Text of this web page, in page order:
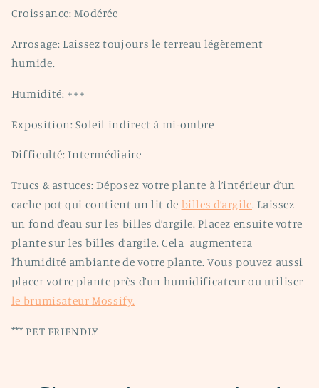
Croissance: Modérée
Arrosage: Laissez toujours le terreau légèrement
humide.
Humidité: +++
Exposition: Soleil indirect à mi-ombre
Difficulté: Intermédiaire
Trucs & astuces: Déposez votre plante à l’intérieur d’un
cache pot qui contient un lit de billes d’argile. Laissez
un fond d’eau sur les billes d’argile. Placez ensuite votre
plante sur les billes d’argile. Cela augmentera
l’humidité ambiante de votre plante. Vous pouvez aussi
placer votre plante près d’un humidificateur ou utiliser
le brumisateur Mossify.
*** PET FRIENDLY